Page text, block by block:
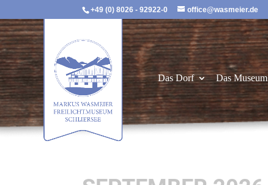
+49 (0) 8026 - 92922-0 office@wasmeier.de
Das Dorf Das Museum